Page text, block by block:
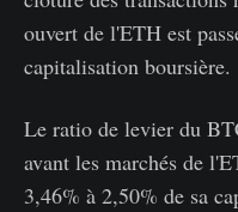
ouvert de l'ETH est
capitalisation boursière.
Le ratio de levier du
avant les marchés de
3,46% à 2,50% de sa